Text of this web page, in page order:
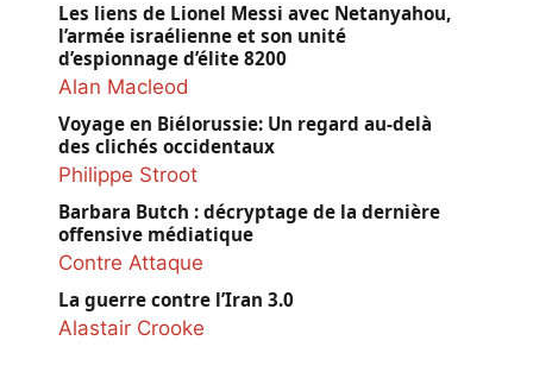
Les liens de Lionel Messi avec Netanyahou,
l’armée israélienne et son unité
d’espionnage d’élite 8200
Alan Macleod
Voyage en Biélorussie: Un regard au-delà
des clichés occidentaux
Philippe Stroot
Barbara Butch : décryptage de la dernière
offensive médiatique
Contre Attaque
La guerre contre l’Iran 3.0
Alastair Crooke